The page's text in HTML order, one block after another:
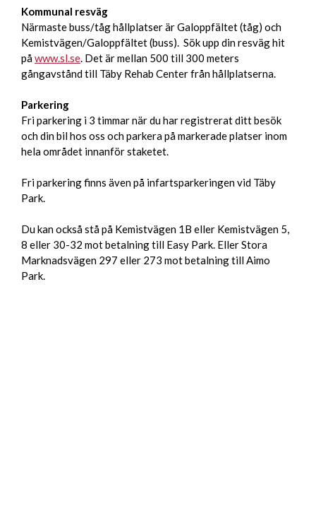
Kommunal resväg
Närmaste buss/tåg hållplatser är Galoppfältet (tåg) och
Kemistvägen/Galoppfältet (buss). Sök upp din resväg hit
påwww.sl.se. Det är mellan 500 till 300 meters
gångavstånd till Täby Rehab Center från hållplatserna.
Parkering
Fri parkering i 3 timmar när du har registrerat ditt besök
och din bil hos oss och parkera på markerade platser inom
hela området innanför staketet.
Fri parkering finns även på infartsparkeringen vid Täby
Park.
Du kan också stå på Kemistvägen 1B eller Kemistvägen 5,
8 eller 30-32 mot betalning till Easy Park. Eller Stora
Marknadsvägen 297 eller 273 mot betalning till Aimo
Park.